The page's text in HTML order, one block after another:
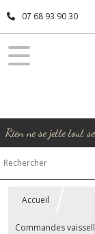
07 68 93 90 30
Rien ne se jette tout
Accueil
Commandes